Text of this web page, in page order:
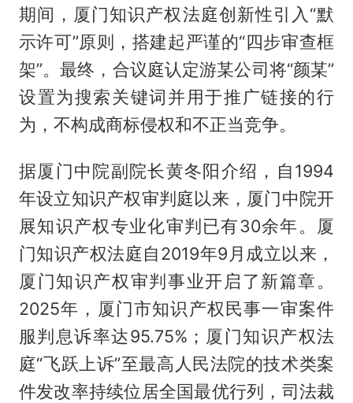
期间，厦门知识产权法庭创新性引入“默
示许可”原则，搭建起严谨的“四步审查框
架”。最终，合议庭认定游某公司将“颜某”
设置为搜索关键词并用于推广链接的行
为，不构成商标侵权和不正当竞争。
据厦门中院副院长黄冬阳介绍，自1994
年设立知识产权审判庭以来，厦门中院开
展知识产权专业化审判已有30余年。厦
门知识产权法庭自2019年9月成立以来，
厦门知识产权审判事业开启了新篇章。
2025年，厦门市知识产权民事一审案件
服判息诉率达95.75%；厦门知识产权法
庭“飞跃上诉”至最高人民法院的技术类案
件发改率持续位居全国最优行列，司法裁